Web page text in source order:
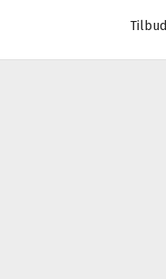
Tilbud